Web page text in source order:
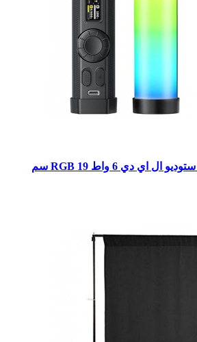
انبوب اضاءة فوتوليكس ستوديو ال اي دي 6 واط RGB 19 سم